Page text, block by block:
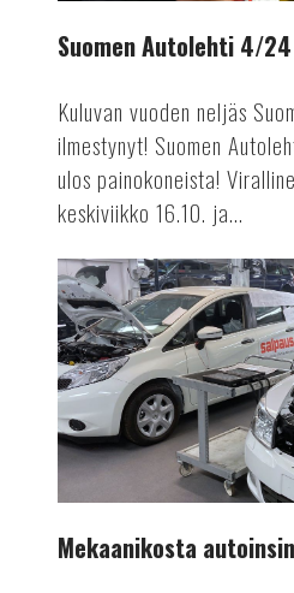
Suomen Autolehti 4/
Kuluvan vuoden neljäs
ilmestynyt! Suomen
ulos painokoneista!
keskiviikko 16.10. ja...
Mekaanikosta
autoinsinööriksi
Mekaanikosta